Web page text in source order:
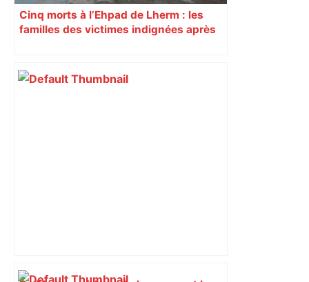
Cinq morts à l’Ehpad de Lherm : les
familles des victimes indignées après